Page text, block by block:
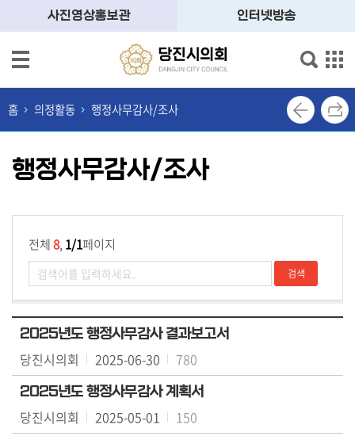
본문으로 바로가기
메인메뉴 바로가기
소
개
의
소
의
정
활
동
의
회
소
식
사진영상홍보관 인터넷방송
홈 의정활동 행정사무감사/조사
행정사무감사/조사
전체8, 1/1페이지
2025년도 행정사무감사 결과보고서
당진시의회 2025-06-30 780
2025년도 행정사무감사 계획서
당진시의회 2025-05-01 150